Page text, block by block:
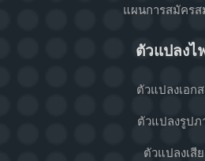
แผนการสมัครส
ตัวแปลงไ
ตัวแปลงเอก
ตัวแปลงรูปภ
ตัวแปลงเสี